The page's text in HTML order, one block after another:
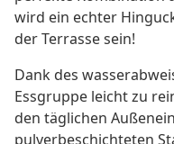
wird ein echter
der Terrasse sein!
Dank des
Essgruppe leicht zu
den täglichen
pulverbeschichteten